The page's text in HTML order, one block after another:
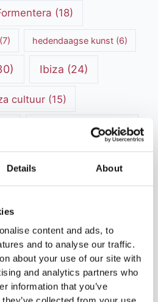
Details About
content and ads, to
and to analyse our traffic.
about your use of our site with
and analytics partners who
information that you’ve
(18)
(7) hedendaagse kunst(6)
Ibiza (24)
cultuur(15)
Ibiza nachtleven(12)
reistips(5)
luxe vakantie(5)
luxe villas(13)